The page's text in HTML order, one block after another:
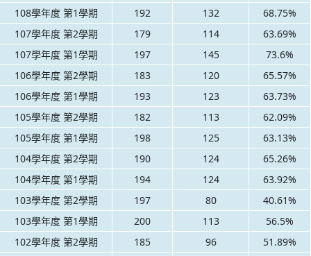
108學年度 第1學期
192 132
68.75%
107學年度 第2學期
179 114
63.69%
107學年度 第1學期
197 145
73.6%
106學年度 第2學期
183 120
65.57%
106學年度 第1學期
193 123
63.73%
105學年度 第2學期
182 113
62.09%
105學年度 第1學期
198 125
63.13%
104學年度 第2學期
190 124
65.26%
104學年度 第1學期
194 124
63.92%
103學年度 第2學期
197 80
40.61%
103學年度 第1學期
200 113
56.5%
102學年度 第2學期
185 96
51.89%